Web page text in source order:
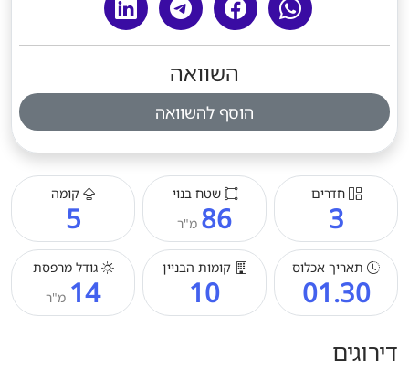
חדרים
3
שטח בנוי
86 מ"ר
קומה
5
תאריך אכלוס
01.30
קומות הבניין
10
גודל מרפסת
14 מ"ר
דירוגים
השוואה
הוסף להשוואה